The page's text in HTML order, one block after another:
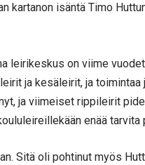
kartanon isäntä Timo
leirikeskus on viime
ja kesäleirit, ja
ja viimeiset rippileirit
enää tarvita
Sitä oli pohtinut myös